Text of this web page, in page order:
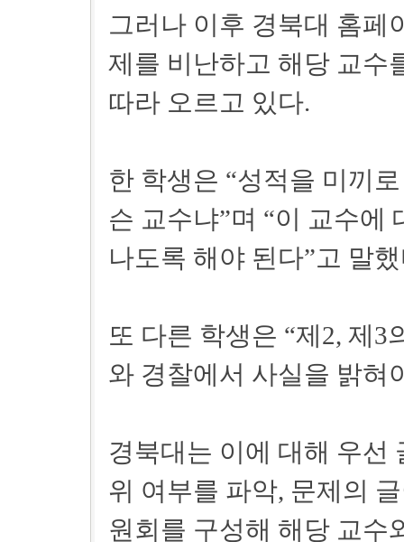
그러나 이후 경북대 홈페
제를 비난하고 해당 교수
따라 오르고 있다.
한 학생은 “성적을 미끼
슨 교수냐”며 “이 교수에
나도록 해야 된다”고 말
또 다른 학생은 “제2, 제
와 경찰에서 사실을 밝혀
경북대는 이에 대해 우선
위 여부를 파악, 문제의
원회를 구성해 해당 교수